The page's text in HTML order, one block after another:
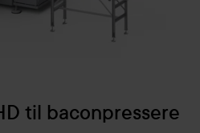
til baconpressere